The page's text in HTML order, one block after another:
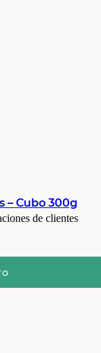
– Cubo 300g
de clientes